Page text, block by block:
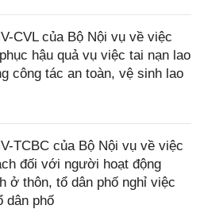
CVL của Bộ Nội vụ về việc
hậu quả vụ việc tai nạn lao
công tác an toàn, vệ sinh lao
TCBC của Bộ Nội vụ về việc
đối với người hoạt động
ở thôn, tổ dân phố nghỉ việc
dân phố